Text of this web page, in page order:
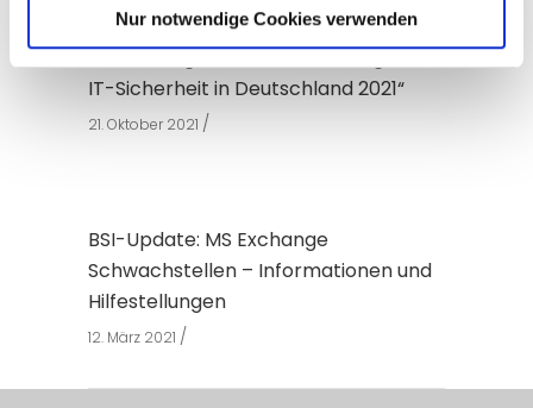
Nur notwendige Cookies verwenden
Vorstellung BSI-Bericht „Die Lage der
IT-Sicherheit in Deutschland 2021“
21. Oktober 2021
BSI-Update: MS Exchange
Schwachstellen – Informationen und
Hilfestellungen
12. März 2021